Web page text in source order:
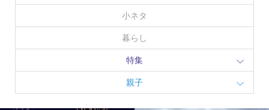
小ネタ
暮らし
特集
親子